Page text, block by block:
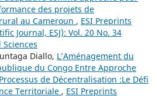
des projets de
au Cameroun , ESI Preprints
Journal, ESJ): Vol. 20 No. 34
Sciences
Diallo, L’Aménagement du
du Congo Entre Approche
de Décentralisation :Le Défi
Territoriale , ESI Preprints